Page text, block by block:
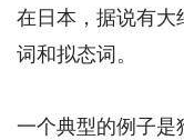
在日本，据说有
词和拟态词。
一个典型的例子是